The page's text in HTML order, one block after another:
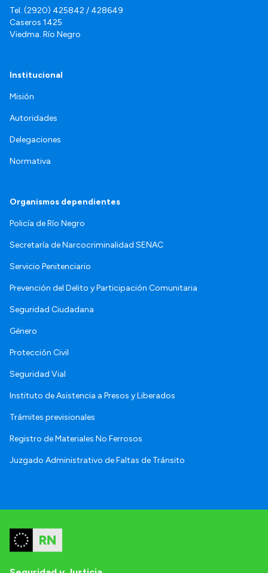
Tel. (2920) 425842 / 428649
Caseros 1425
Viedma. Río Negro
Institucional
Misión
Autoridades
Delegaciones
Normativa
Organismos dependientes
Policía de Río Negro
Secretaría de Narcocriminalidad SENAC
Servicio Penitenciario
Prevención del Delito y Participación Comunitaria
Seguridad Ciudadana
Género
Protección Civil
Seguridad Vial
Instituto de Asistencia a Presos y Liberados
Trámites previsionales
Registro de Materiales No Ferrosos
Juzgado Administrativo de Faltas de Tránsito